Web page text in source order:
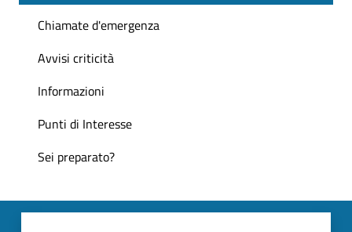
Chiamate d'emergenza
Avvisi criticità
Informazioni
Punti di Interesse
Sei preparato?